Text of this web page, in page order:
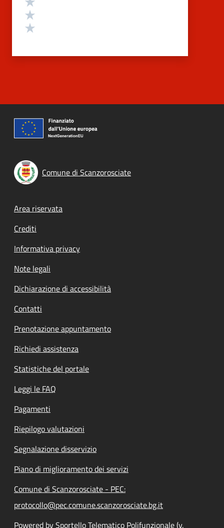
Comune di Scanzorosciate
Footer menu
Area riservata
Crediti
Informativa privacy
Note legali
Dichiarazione di accessibilità
Contatti
Prenotazione appuntamento
Richiedi assistenza
Statistiche del portale
Leggi le FAQ
Pagamenti
Riepilogo valutazioni
Segnalazione disservizio
Piano di miglioramento dei servizi
Comune di Scanzorosciate - PEC:
protocollo@pec.comune.scanzorosciate.bg.it
Powered by Sportello Telematico Polifunzionale (v.